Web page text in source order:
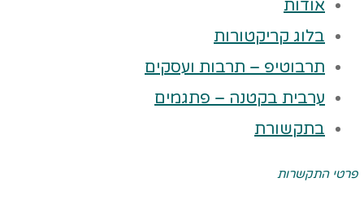
אודות
בלוג קריקטורות
תרבוטיפ – תרבות ועסקים
ערבית בקטנה – פתגמים
בתקשורת
פרטי התקשרות